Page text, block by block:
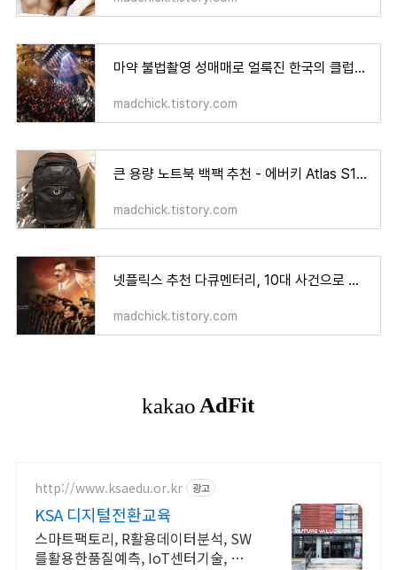
마약 불법촬영 성매매로 얼룩진 한국의 클럽문화
madchick.tistory.com
큰 용량 노트북 백팩 추천 - 에버키 Atlas S15 아틀라스 EKP121S15
madchick.tistory.com
넷플릭스 추천 다큐멘터리, 10대 사건으로 보는 제2차 세계대전
madchick.tistory.com
http://www.ksaedu.or.kr 광고
KSA 디지털전환교육
스마트팩토리, R활용데이터분석, SW
를활용한품질예측, IoT센터기술, 파